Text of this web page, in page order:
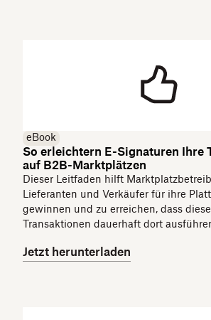
eBook
So erleichtern E-Signaturen Ihre
auf B2B-Marktplätzen
Dieser Leitfaden hilft
Lieferanten und Verkäufer für ihre
gewinnen und zu erreichen, dass
Transaktionen dauerhaft dort
Jetzt herunterladen